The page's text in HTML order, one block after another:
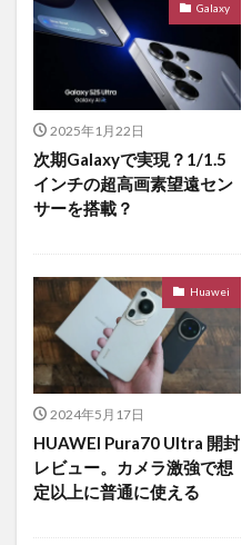
Galaxy
2025年1月22日
次期Galaxyで実現？1/1.5
インチの超高画素望遠セン
サーを搭載？
Huawei
2024年5月17日
HUAWEI Pura70 Ultra 開封
レビュー。カメラ激強で想
定以上に普通に使える